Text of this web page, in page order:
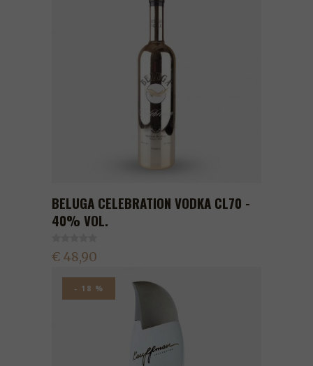
BELUGA CELEBRATION VODKA CL70 -
40% VOL.
€ 48,90
- 18 %